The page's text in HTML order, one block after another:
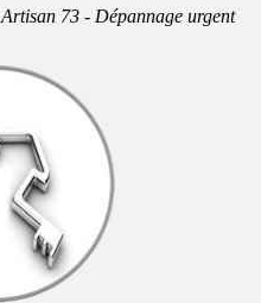
Artisan 73 - Dépannage urgent